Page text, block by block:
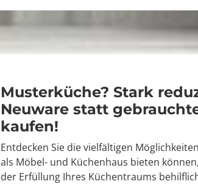
Musterküche? Stark
Neuware statt
kaufen!
Entdecken Sie die vielfältigen
als Möbel- und Küchenhaus bieten
der Erfüllung Ihres Küchentraums